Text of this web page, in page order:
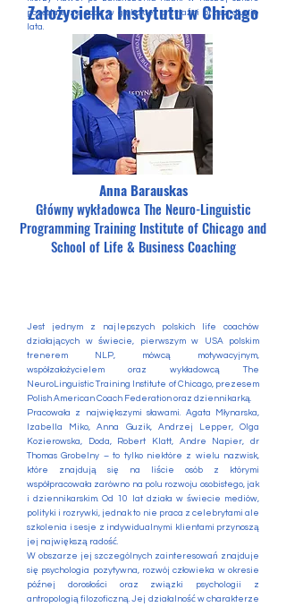
pozostają ze sobą w głębokiej przyjaźni przez długie
lata.
J est jednym z najlepszych polskich life coachów
działających w świecie, pierwszym w USA polskim
trenerem NLP, mówcą motywacyjnym,
współzałożycielem oraz wykładowcą The
NeuroLinguistic Training Institute of Chicago, prezesem
Polish American Coach Federation oraz dziennikarką.
Pracowała z największymi sławami. Agata Młynarska,
Izabella Miko, Anna Guzik, Andrzej Lepper, Olga
Kozierowska, Doda, Robert Klatt, Andre Napier, dr
Thomas Grobelny – to tylko niektóre z wielu nazwisk,
które znajdują się na liście osób z którymi
współpracowała zarówno na polu rozwoju osobistego, jak
i dziennikarskim. Od 10 lat działa w świecie mediów,
polityki i rozrywki, jednak to nie praca z celebrytami ale
szkolenia i sesje z indywidualnymi klientami przynoszą
jej największą radość.
W obszarze jej szczególnych zainteresowań znajduje
się psychologia pozytywna, rozwój człowieka w okresie
późnej dorosłości oraz związki psychologii z
antropologią filozoficzną. Jej działalność w charakterze
Założycielka Instytutu w Chicago
Anna Barauskas
Główny wykładowca The Neuro-Linguistic
Programming Training Institute of Chicago and
School of Life & Business Coaching